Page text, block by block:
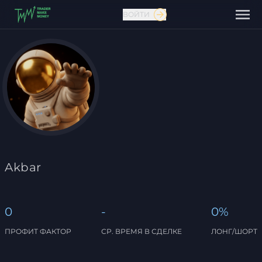
Связаться с нами
ВОЙТИ
Akbar
0
ПРОФИТ ФАКТОР
-
СР. ВРЕМЯ В СДЕЛКЕ
0%
ЛОНГ/ШОРТ